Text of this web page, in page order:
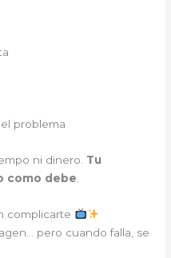
problema
ni dinero. Tu
como debe
complicarte
pero cuando falla, se